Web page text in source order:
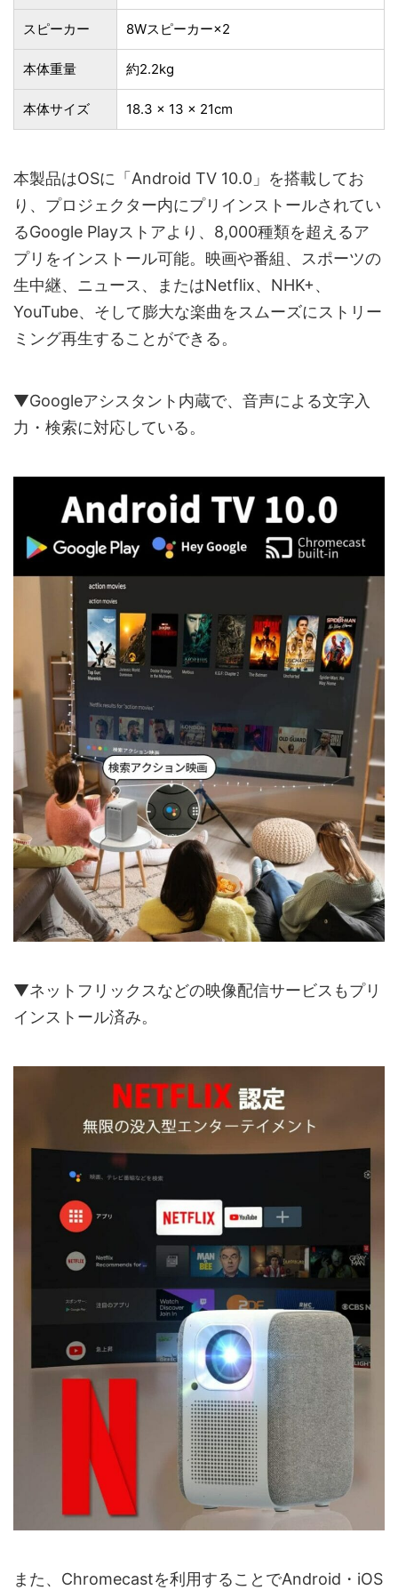
スピーカー 8Wスピーカー×2
本体重量 約2.2kg
本体サイズ 18.3 x 13 x 21cm
本製品はOSに「Android TV 10.0」を搭載してお
り、プロジェクター内にプリインストールされてい
るGoogle Playストアより、8,000種類を超えるア
プリをインストール可能。映画や番組、スポーツの
生中継、ニュース、またはNetflix、NHK+、
YouTube、そして膨大な楽曲をスムーズにストリー
ミング再生することができる。
▼Googleアシスタント内蔵で、音声による文字入
力・検索に対応している。
▼ネットフリックスなどの映像配信サービスもプリ
インストール済み。
また、Chromecastを利用することでAndroid・iOS